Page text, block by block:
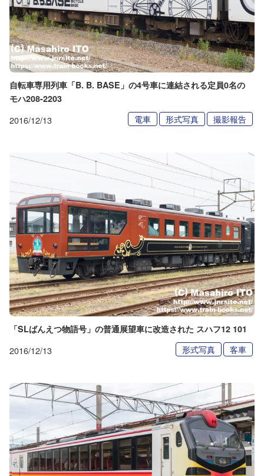
自転車専用列車「B. B. BASE」の4号車に連結される定員0名の
モハ208-2203
2016/12/13 電車 形式写真 撮影報告
「SLばんえつ物語号」の普通展望車に改造された スハフ12 101
2016/12/13 形式写真 客車